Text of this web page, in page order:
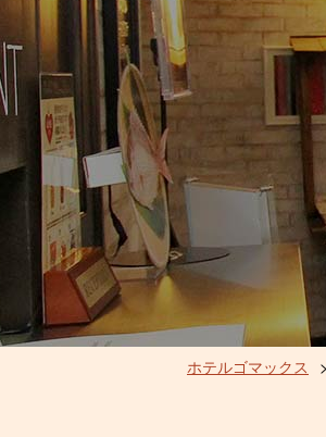
ホテルゴマックス >